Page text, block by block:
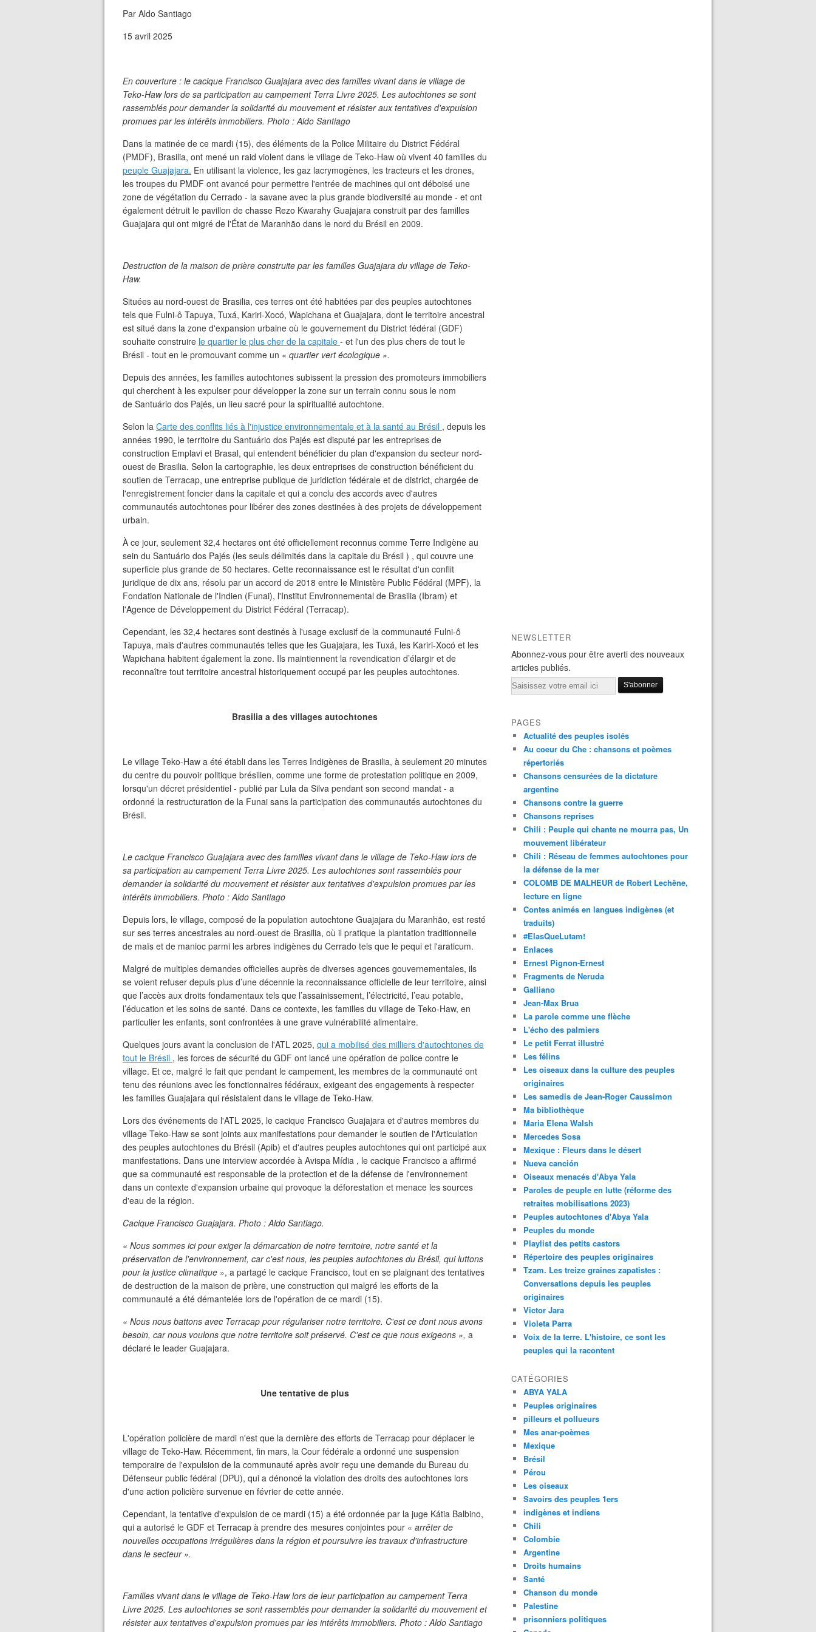
Par Aldo Santiago
15 avril 2025
En couverture : le cacique Francisco Guajajara avec des familles vivant dans le village de
Teko-Haw lors de sa participation au campement Terra Livre 2025. Les autochtones se sont
rassemblés pour demander la solidarité du mouvement et résister aux tentatives d'expulsion
promues par les intérêts immobiliers. Photo : Aldo Santiago
Dans la matinée de ce mardi (15), des éléments de la Police Militaire du District Fédéral
(PMDF), Brasilia, ont mené un raid violent dans le village de Teko-Haw où vivent 40 familles du
peuple Guajajara. En utilisant la violence, les gaz lacrymogènes, les tracteurs et les drones,
les troupes du PMDF ont avancé pour permettre l'entrée de machines qui ont déboisé une
zone de végétation du Cerrado - la savane avec la plus grande biodiversité au monde - et ont
également détruit le pavillon de chasse Rezo Kwarahy Guajajara construit par des familles
Guajajara qui ont migré de l'État de Maranhão dans le nord du Brésil en 2009.
Destruction de la maison de prière construite par les familles Guajajara du village de Teko-
Haw.
Situées au nord-ouest de Brasilia, ces terres ont été habitées par des peuples autochtones
tels que Fulni-ô Tapuya, Tuxá, Kariri-Xocó, Wapichana et Guajajara, dont le territoire ancestral
est situé dans la zone d'expansion urbaine où le gouvernement du District fédéral (GDF)
souhaite construire le quartier le plus cher de la capitale - et l'un des plus chers de tout le
Brésil - tout en le promouvant comme un « quartier vert écologique ».
Depuis des années, les familles autochtones subissent la pression des promoteurs immobiliers
qui cherchent à les expulser pour développer la zone sur un terrain connu sous le nom
de Santuário dos Pajés, un lieu sacré pour la spiritualité autochtone.
Selon la Carte des conflits liés à l'injustice environnementale et à la santé au Brésil , depuis les
années 1990, le territoire du Santuário dos Pajés est disputé par les entreprises de
construction Emplavi et Brasal, qui entendent bénéficier du plan d'expansion du secteur nord-
ouest de Brasilia. Selon la cartographie, les deux entreprises de construction bénéficient du
soutien de Terracap, une entreprise publique de juridiction fédérale et de district, chargée de
l'enregistrement foncier dans la capitale et qui a conclu des accords avec d'autres
communautés autochtones pour libérer des zones destinées à des projets de développement
urbain.
À ce jour, seulement 32,4 hectares ont été officiellement reconnus comme Terre Indigène au
sein du Santuário dos Pajés (les seuls délimités dans la capitale du Brésil ) , qui couvre une
superficie plus grande de 50 hectares. Cette reconnaissance est le résultat d'un conflit
juridique de dix ans, résolu par un accord de 2018 entre le Ministère Public Fédéral (MPF), la
Fondation Nationale de l'Indien (Funai), l'Institut Environnemental de Brasilia (Ibram) et
l'Agence de Développement du District Fédéral (Terracap).
Cependant, les 32,4 hectares sont destinés à l'usage exclusif de la communauté Fulni-ô
Tapuya, mais d'autres communautés telles que les Guajajara, les Tuxá, les Kariri-Xocó et les
Wapichana habitent également la zone. Ils maintiennent la revendication d’élargir et de
reconnaître tout territoire ancestral historiquement occupé par les peuples autochtones.
Brasilia a des villages autochtones
Le village Teko-Haw a été établi dans les Terres Indigènes de Brasilia, à seulement 20 minutes
du centre du pouvoir politique brésilien, comme une forme de protestation politique en 2009,
lorsqu'un décret présidentiel - publié par Lula da Silva pendant son second mandat - a
ordonné la restructuration de la Funai sans la participation des communautés autochtones du
Brésil.
Le cacique Francisco Guajajara avec des familles vivant dans le village de Teko-Haw lors de
sa participation au campement Terra Livre 2025. Les autochtones sont rassemblés pour
demander la solidarité du mouvement et résister aux tentatives d'expulsion promues par les
intérêts immobiliers. Photo : Aldo Santiago
Depuis lors, le village, composé de la population autochtone Guajajara du Maranhão, est resté
sur ses terres ancestrales au nord-ouest de Brasilia, où il pratique la plantation traditionnelle
de maïs et de manioc parmi les arbres indigènes du Cerrado tels que le pequi et l'araticum.
Malgré de multiples demandes officielles auprès de diverses agences gouvernementales, ils
se voient refuser depuis plus d’une décennie la reconnaissance officielle de leur territoire, ainsi
que l’accès aux droits fondamentaux tels que l’assainissement, l’électricité, l’eau potable,
l’éducation et les soins de santé. Dans ce contexte, les familles du village de Teko-Haw, en
particulier les enfants, sont confrontées à une grave vulnérabilité alimentaire.
Quelques jours avant la conclusion de l'ATL 2025, qui a mobilisé des milliers d'autochtones de
tout le Brésil , les forces de sécurité du GDF ont lancé une opération de police contre le
village. Et ce, malgré le fait que pendant le campement, les membres de la communauté ont
tenu des réunions avec les fonctionnaires fédéraux, exigeant des engagements à respecter
les familles Guajajara qui résistaient dans le village de Teko-Haw.
Lors des événements de l'ATL 2025, le cacique Francisco Guajajara et d'autres membres du
village Teko-Haw se sont joints aux manifestations pour demander le soutien de l'Articulation
des peuples autochtones du Brésil (Apib) et d'autres peuples autochtones qui ont participé aux
manifestations. Dans une interview accordée à Avispa Mídia , le cacique Francisco a affirmé
que sa communauté est responsable de la protection et de la défense de l'environnement
dans un contexte d'expansion urbaine qui provoque la déforestation et menace les sources
d'eau de la région.
Cacique Francisco Guajajara. Photo : Aldo Santiago.
« Nous sommes ici pour exiger la démarcation de notre territoire, notre santé et la
préservation de l'environnement, car c'est nous, les peuples autochtones du Brésil, qui luttons
pour la justice climatique », a partagé le cacique Francisco, tout en se plaignant des tentatives
de destruction de la maison de prière, une construction qui malgré les efforts de la
communauté a été démantelée lors de l'opération de ce mardi (15).
« Nous nous battons avec Terracap pour régulariser notre territoire. C'est ce dont nous avons
besoin, car nous voulons que notre territoire soit préservé. C'est ce que nous exigeons », a
déclaré le leader Guajajara.
Une tentative de plus
L'opération policière de mardi n'est que la dernière des efforts de Terracap pour déplacer le
village de Teko-Haw. Récemment, fin mars, la Cour fédérale a ordonné une suspension
temporaire de l'expulsion de la communauté après avoir reçu une demande du Bureau du
Défenseur public fédéral (DPU), qui a dénoncé la violation des droits des autochtones lors
d'une action policière survenue en février de cette année.
Cependant, la tentative d'expulsion de ce mardi (15) a été ordonnée par la juge Kátia Balbino,
qui a autorisé le GDF et Terracap à prendre des mesures conjointes pour « arrêter de
nouvelles occupations irrégulières dans la région et poursuivre les travaux d'infrastructure
dans le secteur ».
Familles vivant dans le village de Teko-Haw lors de leur participation au campement Terra
Livre 2025. Les autochtones se sont rassemblés pour demander la solidarité du mouvement et
résister aux tentatives d'expulsion promues par les intérêts immobiliers. Photo : Aldo Santiago
NEWSLETTER
Abonnez-vous pour être averti des nouveaux
articles publiés.
Email
PAGES
Actualité des peuples isolés
Au coeur du Che : chansons et poèmes
répertoriés
Chansons censurées de la dictature
argentine
Chansons contre la guerre
Chansons reprises
Chili : Peuple qui chante ne mourra pas, Un
mouvement libérateur
Chili : Réseau de femmes autochtones pour
la défense de la mer
COLOMB DE MALHEUR de Robert Lechêne,
lecture en ligne
Contes animés en langues indigènes (et
traduits)
#ElasQueLutam!
Enlaces
Ernest Pignon-Ernest
Fragments de Neruda
Galliano
Jean-Max Brua
La parole comme une flèche
L'écho des palmiers
Le petit Ferrat illustré
Les félins
Les oiseaux dans la culture des peuples
originaires
Les samedis de Jean-Roger Caussimon
Ma bibliothèque
Maria Elena Walsh
Mercedes Sosa
Mexique : Fleurs dans le désert
Nueva canción
Oiseaux menacés d'Abya Yala
Paroles de peuple en lutte (réforme des
retraites mobilisations 2023)
Peuples autochtones d'Abya Yala
Peuples du monde
Playlist des petits castors
Répertoire des peuples originaires
Tzam. Les treize graines zapatistes :
Conversations depuis les peuples
originaires
Victor Jara
Violeta Parra
Voix de la terre. L'histoire, ce sont les
peuples qui la racontent
CATÉGORIES
ABYA YALA
Peuples originaires
pilleurs et pollueurs
Mes anar-poèmes
Mexique
Brésil
Pérou
Les oiseaux
Savoirs des peuples 1ers
indigènes et indiens
Chili
Colombie
Argentine
Droits humains
Santé
Chanson du monde
Palestine
prisonniers politiques